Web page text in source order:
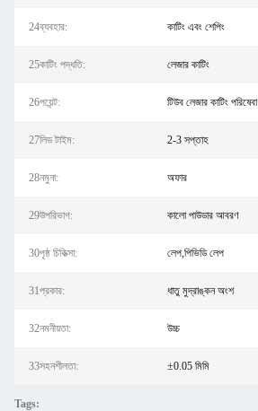
24ব্যবহার: কাটিং এবং শেপিং
25কাটিং পদ্ধতি: লেজার কাটিং
26পয়েন্ট: টিউব লেজার কাটিং পরিষেবা
27লিড টাইম: 2-3 সপ্তাহ
28নমুনা: অফার
29উপরিভাগ: কালো পাউডার আবরণ
30পৃষ্ঠ চিকিত্সা: লেপ,পিভিডি লেপ
31প্রকার: ধাতু মুদ্রাঙ্কন অংশ
32নমনীয়তা: উচ্চ
33সহনশীলতা: ±0.05 মিমি
Tags: